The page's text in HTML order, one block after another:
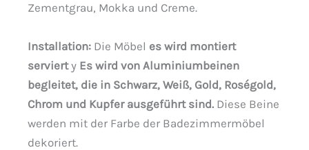
Zementgrau, Mokka und Creme.
Installation: Die Möbel es wird montiert
servierty Es wird von Aluminiumbeinen
begleitet, die in Schwarz, Weiß, Gold, Roségold,
Chrom und Kupfer ausgeführt sind. Diese Beine
werden mit der Farbe der Badezimmermöbel
dekoriert.